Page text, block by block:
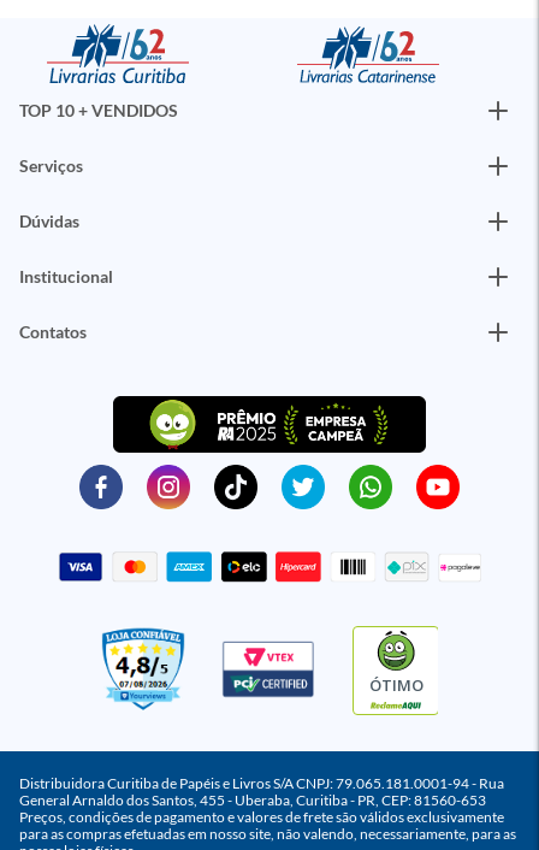
TOP 10 + VENDIDOS
Serviços
Dúvidas
Institucional
Contatos
ÓTIMO
Distribuidora Curitiba de Papéis e Livros S/A CNPJ: 79.065.181.0001-94 - Rua
General Arnaldo dos Santos, 455 - Uberaba, Curitiba - PR, CEP: 81560-653
Preços, condições de pagamento e valores de frete são válidos exclusivamente
para as compras efetuadas em nosso site, não valendo, necessariamente, para as